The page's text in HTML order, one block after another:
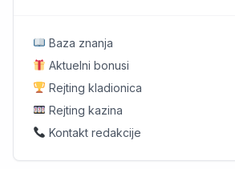
Baza znanja
Aktuelni bonusi
Rejting kladionica
Rejting kazina
Kontakt redakcije